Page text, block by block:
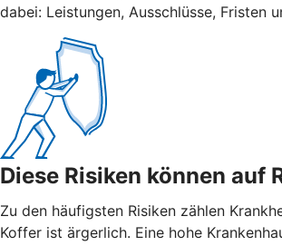
dabei: Leistungen, Ausschlüsse, Fristen
Diese Risiken können auf
Zu den häufigsten Risiken zählen
Koffer ist ärgerlich. Eine hohe